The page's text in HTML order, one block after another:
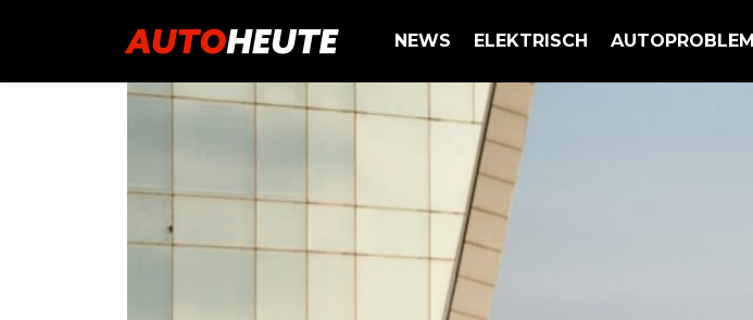
NEWS ELEKTRISCH